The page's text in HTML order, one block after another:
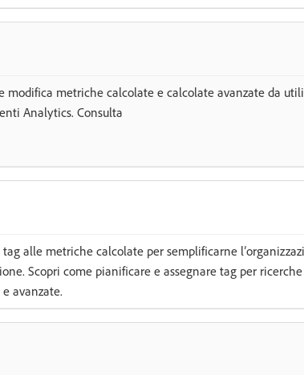
modifica metriche calcolate e calcolate avanzate da
Analytics. Consulta
tag alle metriche calcolate per semplificarne
Scopri come pianificare e assegnare tag per
avanzate.